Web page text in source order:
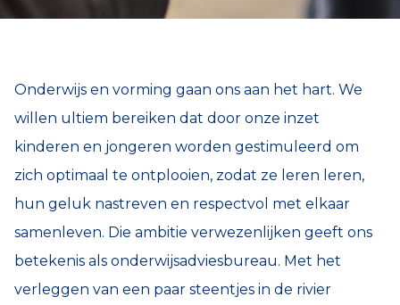
Onderwijs en vorming gaan ons aan het hart. We
willen ultiem bereiken dat door onze inzet
kinderen en jongeren worden gestimuleerd om
zich optimaal te ontplooien, zodat ze leren leren,
hun geluk nastreven en respectvol met elkaar
samenleven. Die ambitie verwezenlijken geeft ons
betekenis als onderwijsadviesbureau. Met het
verleggen van een paar steentjes in de rivier